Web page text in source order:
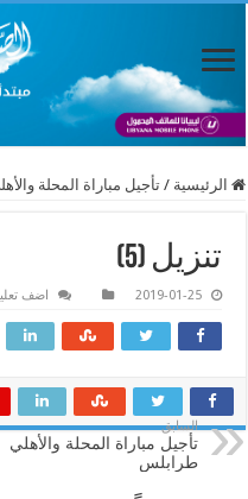
الرئيسية / تأجيل مباراة المحلة
تنزيل (5)
2019-01-25 اضف
السابق
تأجيل مباراة المحلة والأهلي
طرابلس